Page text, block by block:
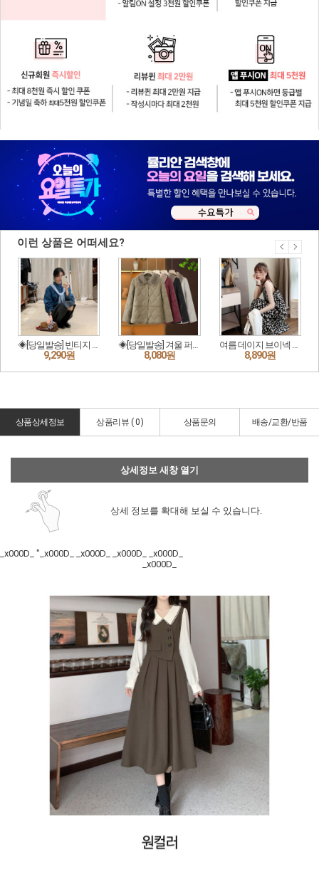
상품상세정보 상품리뷰 ( 0) 상품문의 배송/교환/반품
상세정보 새창 열기
상세 정보를 확대해 보실 수 있습니다.
_x000D_ "_x000D_ _x000D_ _x000D_ _x000D_
_x000D_